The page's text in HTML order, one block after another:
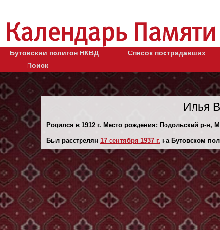
Бутовский полигон НКВД
Список пострадавших
Поиск
Илья
Родился в 1912 г. Место рождения: Подольский р-н,
Был расстрелян 17 сентября 1937 г. на Бутовском